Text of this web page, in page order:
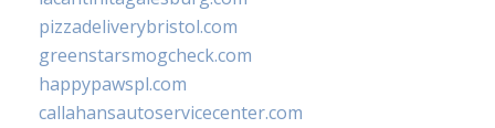
pizzadeliverybristol.com
greenstarsmogcheck.com
happypawspl.com
callahansautoservicecenter.com